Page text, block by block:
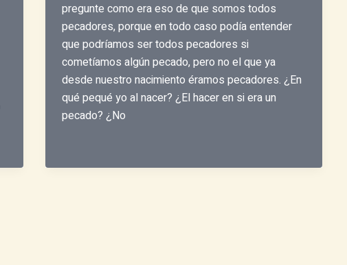
pregunte como era eso de que somos todos
pecadores, porque en todo caso podía entender
que podríamos ser todos pecadores si
cometíamos algún pecado, pero no el que ya
desde nuestro nacimiento éramos pecadores. ¿En
qué pequé yo al nacer? ¿El hacer en si era un
pecado? ¿No